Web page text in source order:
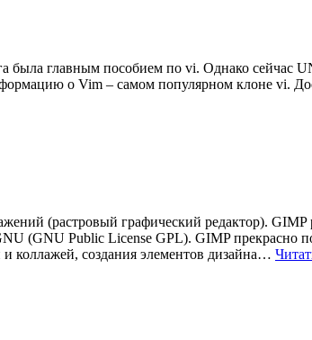
главным пособием по vi. Однако сейчас
о Vim – самом популярном клоне vi.
(растровый графический редактор).
(GNU Public License GPL). GIMP прекрасно
коллажей, создания элементов дизайна…